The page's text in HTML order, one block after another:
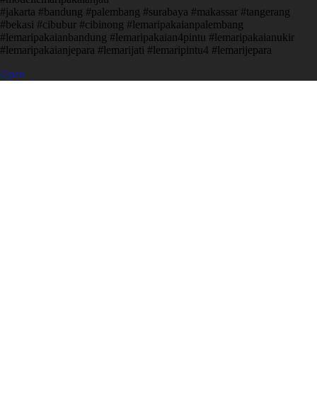
#jakarta #bandung #palembang #surabaya #makassar #tangerang
#bekasi #cibubur #cibinong #lemaripakaianpalembang
#lemaripakaianbandung #lemaripakaian4pintu #lemaripakaianukir
#lemaripakaianjepara #lemarijati #lemaripintu4 #lemarijepara
Open